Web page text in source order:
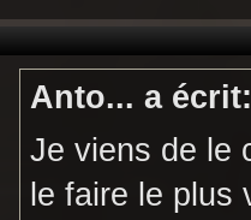
Anto... a écrit:
Je viens de le
le faire le plus